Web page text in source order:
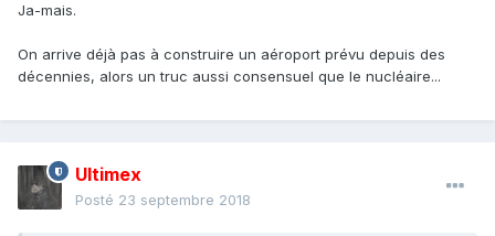
Ja-mais.
On arrive déjà pas à construire un aéroport prévu depuis des
décennies, alors un truc aussi consensuel que le nucléaire...
Ultimex
Posté 23 septembre 2018